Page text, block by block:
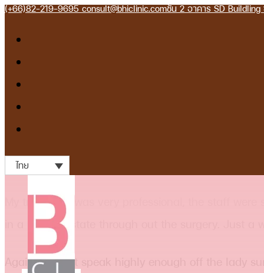
(+66)82-219-9695consult@bhiclinic.comชั้น 2 อาคาร SD Buildling
ไทย
My treatment was very professional, the staff
in a sedated state through out the surgery. Just
Again I cannot speak highly enough off the lady